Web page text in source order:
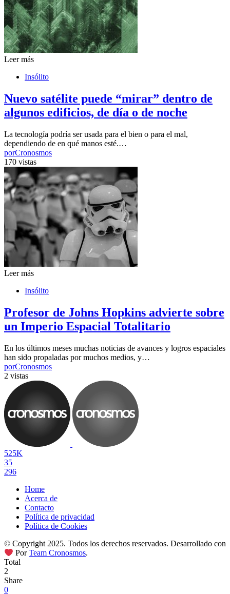
Leer más
Insólito
Nuevo satélite puede “mirar” dentro de
algunos edificios, de día o de noche
La tecnología podría ser usada para el bien o para el mal,
dependiendo de en qué manos esté.…
porCronosmos
170 vistas
Leer más
Insólito
Profesor de Johns Hopkins advierte sobre
un Imperio Espacial Totalitario
En los últimos meses muchas noticias de avances y logros espaciales
han sido propaladas por muchos medios, y…
porCronosmos
2 vistas
525K
35
296
Home
Acerca de
Contacto
Política de privacidad
Política de Cookies
© Copyright 2025. Todos los derechos reservados. Desarrollado con
PorTeam Cronosmos.
Total
2
Share
0